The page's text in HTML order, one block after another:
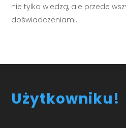
nie tylko wiedzą, ale przede
doświadczeniami.
Użytkowniku!